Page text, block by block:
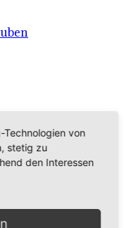
Technologien von
stetig zu
den Interessen